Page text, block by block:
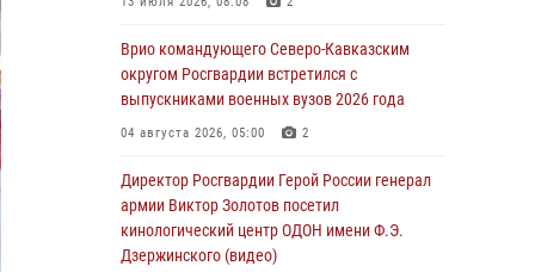
подняться на крышу Смольного собора в
Санкт-Петербурге (видео)
07 августа 2026, 11:34 3 1
основам взрывобезопасности
07 августа 2026, 11:33
Рэпер ST посетил раненых росгвардейцев в
Врио командующего Северо-Кавказским
округом Росгвардии встретился с
выпускниками военных вузов 2026 года
04 августа 2026, 05:00 2
Директор Росгвардии Герой России генерал
армии Виктор Золотов посетил
кинологический центр ОДОН имени Ф.Э.
Дзержинского (видео)